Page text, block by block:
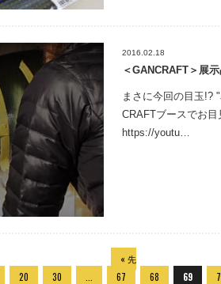
2016.02.18
＜GANCRAFT＞展
まさに今回の目玉!?
CRAFTブースでお
https://youtu…
« 先
20 30 67 68 69